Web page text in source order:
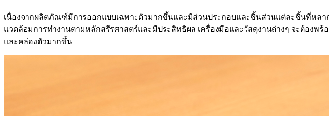
เนื่องจากผลิตภัณฑ์มีการออกแบบเฉพาะตัวมากขึ้นและมีส่วนประกอบและชิ้นส่วนแต่ละชิ้นที่หล
แวดล้อมการทำงานตามหลักสรีรศาสตร์และมีประสิทธิผล เครื่องมือและวัสดุงานต่างๆ จะต้อง
และคล่องตัวมากขึ้น